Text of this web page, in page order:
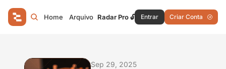
Home Arquivo Radar Pro 🔓 Entrar Criar Conta
Sep 29, 2025